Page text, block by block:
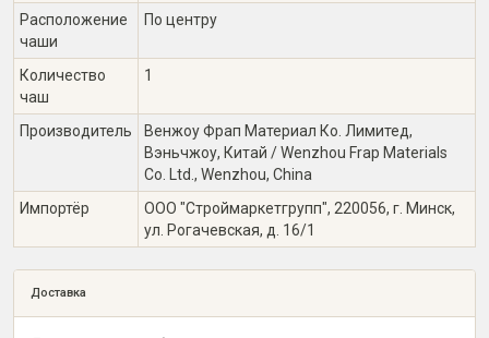
Расположение
чаши
По центру
Количество
чаш
1
Производитель
Венжоу Фрап Материал Ко. Лимитед,
Вэньчжоу, Китай / Wenzhou Frap Materials
Co. Ltd., Wenzhou, China
Импортёр
ООО "Строймаркетгрупп", 220056, г. Минск,
ул. Рогачевская, д. 16/1
Доставка